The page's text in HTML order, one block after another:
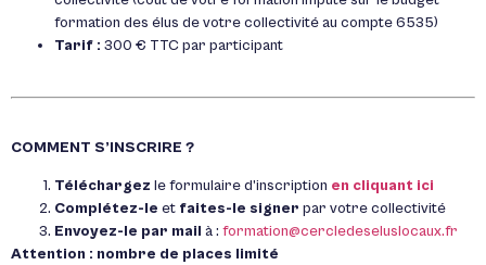
formation des élus de votre collectivité au compte 6535)
Tarif : 300 € TTC par participant
COMMENT S’INSCRIRE ?
Téléchargez le formulaire d’inscription en cliquant ici
Complétez-le et faites-le signer par votre collectivité
Envoyez-le par mail à : formation@cercledeseluslocaux.fr
Attention : nombre de places limité